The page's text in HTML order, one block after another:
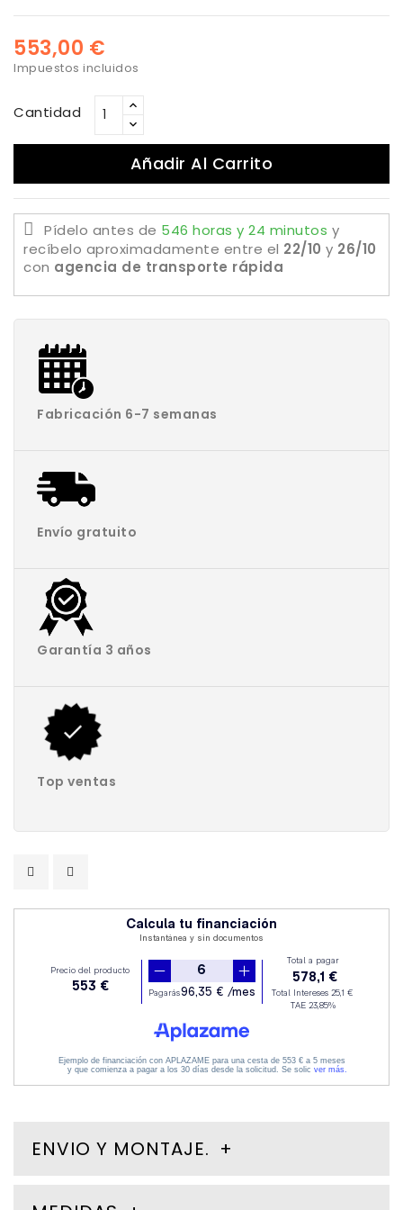
553,00 €
Impuestos incluidos
Cantidad
Añadir Al Carrito
Pídelo antes de 546 horas y 24 minutos y
recíbelo aproximadamente entre el 22/10 y 26/10
con agencia de transporte rápida
Fabricación 6-7 semanas
Envío gratuito
Garantía 3 años
Top ventas
ENVIO Y MONTAJE.